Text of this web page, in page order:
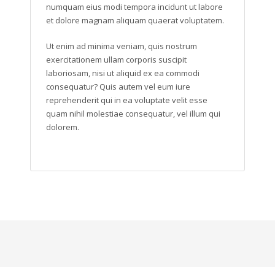
numquam eius modi tempora incidunt ut labore
et dolore magnam aliquam quaerat voluptatem.
Ut enim ad minima veniam, quis nostrum
exercitationem ullam corporis suscipit
laboriosam, nisi ut aliquid ex ea commodi
consequatur? Quis autem vel eum iure
reprehenderit qui in ea voluptate velit esse
quam nihil molestiae consequatur, vel illum qui
dolorem.